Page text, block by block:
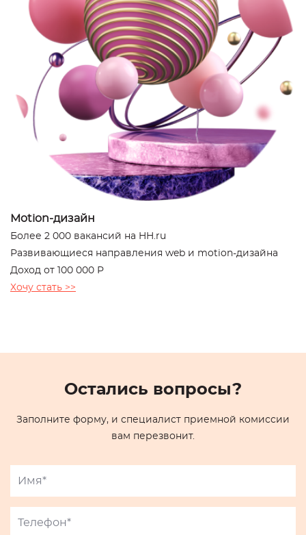
Motion-дизайн
Более 2 000 вакансий на HH.ru
Развивающиеся направления web и motion-дизайна
Доход от 100 000 Р
Хочу стать >>
Остались вопросы?
Заполните форму, и специалист приемной комиссии
вам перезвонит.